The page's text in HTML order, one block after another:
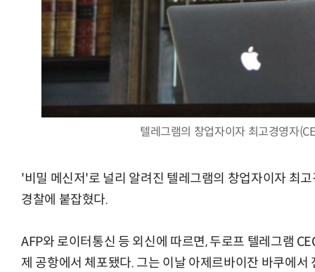
텔레그램의 창업자이자 최고경영자
'비밀 메신저'로 널리 알려진 텔레그램의 창업자이자 최
경찰에 붙잡혔다.
AFP와 로이터통신 등 외신에 따르면, 두로프 텔레그램
제 공항에서 체포됐다. 그는 이날 아제르바이잔 바쿠에